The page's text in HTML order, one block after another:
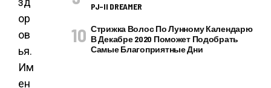
ор
ов
ья.
Им
ен
PJ–II DREAMER
Стрижка Волос По Лунному Календарю
В Декабре 2020 Поможет Подобрать
Самые Благоприятные Дни